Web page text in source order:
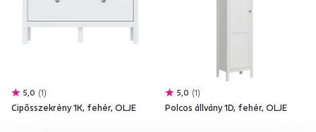
5,0 1
Cipősszekrény 1K, fehér, OLJE
5,0 1
Polcos állvány 1D, fehér, OLJE